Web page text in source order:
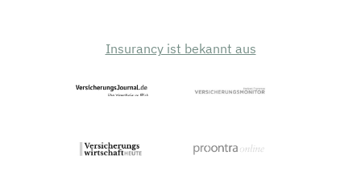
Insurancy ist bekannt aus